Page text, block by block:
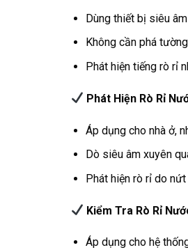
Dùng thiết bị siêu
Không cần phá
Phát hiện tiếng rò rỉ
Phát Hiện Rò Rỉ
Áp dụng cho nhà ở,
Dò siêu âm xuyên
Phát hiện rò rỉ do
Kiểm Tra Rò Rỉ
Áp dụng cho hệ